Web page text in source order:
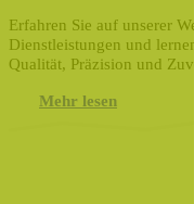
Erfahren Sie auf unserer
Dienstleistungen und
Qualität, Präzision und
Mehr lesen